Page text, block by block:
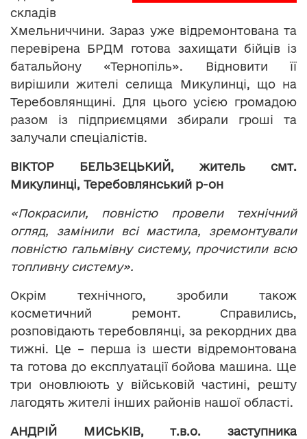
складів
Хмельниччини. Зараз уже відремонтована та
перевірена БРДМ готова захищати бійців із
батальйону «Тернопіль». Відновити її
вирішили жителі селища Микулинці, що на
Теребовлянщині. Для цього усією громадою
разом із підприємцями збирали гроші та
залучали спеціалістів.
ВІКТОР БЕЛЬЗЕЦЬКИЙ, житель смт.
Микулинці, Теребовлянський р-он
«Покрасили, повністю провели технічний
огляд, замінили всі мастила, зремонтували
повністю гальмівну систему, прочистили всю
топливну систему».
Окрім технічного, зробили також
косметичний ремонт. Справились,
розповідають теребовлянці, за рекордних два
тижні. Це – перша із шести відремонтована
та готова до експлуатації бойова машина. Ще
три оновлюють у військовій частині, решту
лагодять жителі інших районів нашої області.
АНДРІЙ МИСЬКІВ, т.в.о. заступника